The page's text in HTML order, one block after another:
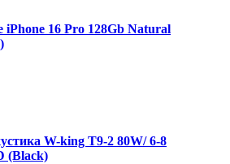
16 Pro 128Gb Natural
W-king T9-2 80W/ 6-8
(Black)